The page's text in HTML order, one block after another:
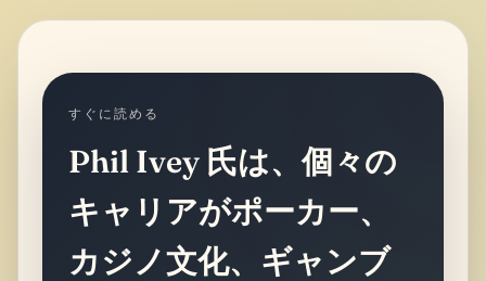
すぐに読める
Phil Ivey 氏は、個々の
キャリアがポーカー、
カジノ文化、ギャンブ